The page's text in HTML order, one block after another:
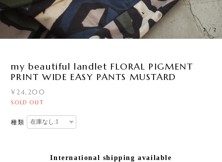
1/2
my beautiful landlet FLORAL PIGMENT
PRINT WIDE EASY PANTS MUSTARD
¥24,200
SOLD OUT
種類
International shipping available